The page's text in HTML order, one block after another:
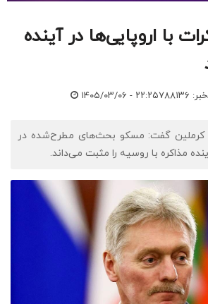
با اروپایی‌ها در آینده
۷۸۸۱۳۶ ۱۴۰۵/۰۳/۰۶ - ۲۲:۲۵
کرملین گفت: مسکو بحث‌های مطرح‌شده در
مذاکره با روسیه را مثبت می‌داند.